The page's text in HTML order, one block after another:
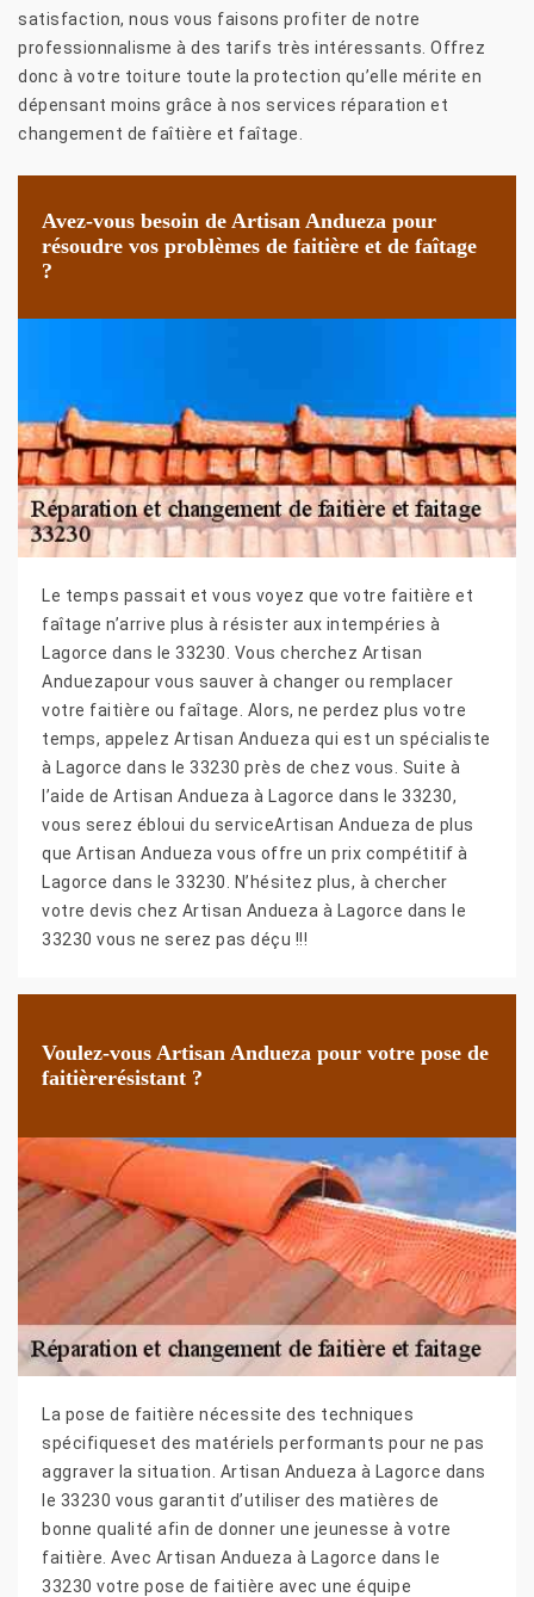
satisfaction, nous vous faisons profiter de notre
professionnalisme à des tarifs très intéressants. Offrez
donc à votre toiture toute la protection qu’elle mérite en
dépensant moins grâce à nos services réparation et
changement de faîtière et faîtage.
Avez-vous besoin de Artisan Andueza pour
résoudre vos problèmes de faitière et de faîtage
?
Le temps passait et vous voyez que votre faitière et
faîtage n’arrive plus à résister aux intempéries à
Lagorce dans le 33230. Vous cherchez Artisan
Anduezapour vous sauver à changer ou remplacer
votre faitière ou faîtage. Alors, ne perdez plus votre
temps, appelez Artisan Andueza qui est un spécialiste
à Lagorce dans le 33230 près de chez vous. Suite à
l’aide de Artisan Andueza à Lagorce dans le 33230,
vous serez ébloui du serviceArtisan Andueza de plus
que Artisan Andueza vous offre un prix compétitif à
Lagorce dans le 33230. N’hésitez plus, à chercher
votre devis chez Artisan Andueza à Lagorce dans le
33230 vous ne serez pas déçu !!!
Voulez-vous Artisan Andueza pour votre pose de
faitièrerésistant ?
La pose de faitière nécessite des techniques
spécifiqueset des matériels performants pour ne pas
aggraver la situation. Artisan Andueza à Lagorce dans
le 33230 vous garantit d’utiliser des matières de
bonne qualité afin de donner une jeunesse à votre
faitière. Avec Artisan Andueza à Lagorce dans le
33230 votre pose de faitière avec une équipe